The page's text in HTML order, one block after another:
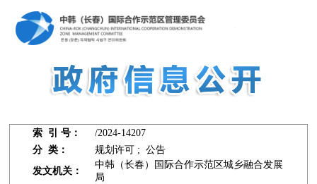
索 引 号：
/2024-14207
分 类：
规划许可 ; 公告
发文机关：
中韩（长春）国际合作示范区城乡融合发展
局